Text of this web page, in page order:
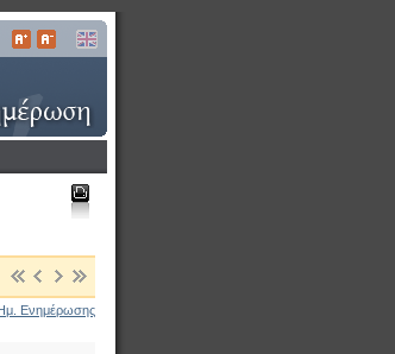
Μεγαλύτερα
ΜικρότεραEnglish
Ενημέρωσης